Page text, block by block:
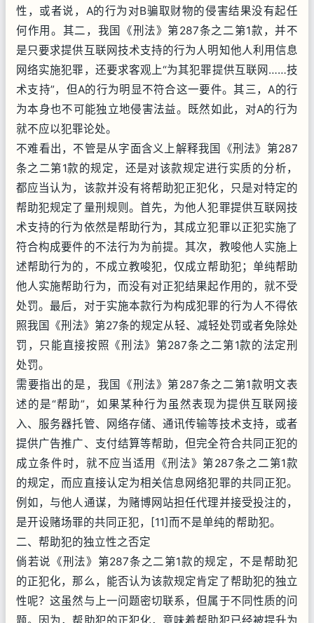
性，或者说，A的行为对B骗取财物的侵害结果没有起任
何作用。其二，我国《刑法》第287条之二第1款，并不
是只要求提供互联网技术支持的行为人明知他人利用信息
网络实施犯罪，还要求客观上“为其犯罪提供互联网……技
术支持”，但A的行为明显不符合这一要件。其三，A的行
为本身也不可能独立地侵害法益。既然如此，对A的行为
就不应以犯罪论处。
不难看出，不管是从字面含义上解释我国《刑法》第287
条之二第1款的规定，还是对该款规定进行实质的分析，
都应当认为，该款并没有将帮助犯正犯化，只是对特定的
帮助犯规定了量刑规则。首先，为他人犯罪提供互联网技
术支持的行为依然是帮助行为，其成立犯罪以正犯实施了
符合构成要件的不法行为为前提。其次，教唆他人实施上
述帮助行为的，不成立教唆犯，仅成立帮助犯；单纯帮助
他人实施帮助行为，而没有对正犯结果起作用的，就不受
处罚。最后，对于实施本款行为构成犯罪的行为人不得依
照我国《刑法》第27条的规定从轻、减轻处罚或者免除处
罚，只能直接按照《刑法》第287条之二第1款的法定刑
处罚。
需要指出的是，我国《刑法》第287条之二第1款明文表
述的是“帮助”，如果某种行为虽然表现为提供互联网接
入、服务器托管、网络存储、通讯传输等技术支持，或者
提供广告推广、支付结算等帮助，但完全符合共同正犯的
成立条件时，就不应当适用《刑法》第287条之二第1款
的规定，而应直接认定为相关信息网络犯罪的共同正犯。
例如，与他人通谋，为赌博网站担任代理并接受投注的，
是开设赌场罪的共同正犯，[11]而不是单纯的帮助犯。
二、帮助犯的独立性之否定
倘若说《刑法》第287条之二第1款的规定，不是帮助犯
的正犯化，那么，能否认为该款规定肯定了帮助犯的独立
性呢？这虽然与上一问题密切联系，但属于不同性质的问